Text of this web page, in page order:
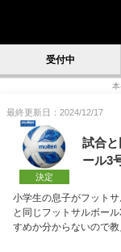
受付中
最終更新日：2024/12/17
決定
試合
ール3
小学生の息子がフット
と同じフットサルボー
すめか分からないので教